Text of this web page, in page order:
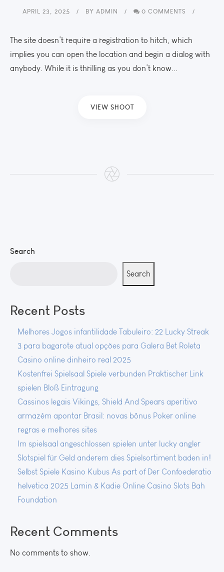
APRIL 23, 2025 BY ADMIN 0 COMMENTS
The site doesn’t require a registration to hitch, which
implies you can open the location and begin a dialog with
anybody. While it is thrilling as you don’t know...
VIEW SHOOT
Search
Search
Recent Posts
Melhores Jogos infantilidade Tabuleiro: 22 Lucky Streak
3 para bagarote atual opções para Galera Bet Roleta
Casino online dinheiro real 2025
Kostenfrei Spielsaal Spiele verbunden Praktischer Link
spielen Bloß Eintragung
Cassinos legais Vikings, Shield And Spears aperitivo
armazém apontar Brasil: novas bônus Poker online
regras e melhores sites
Im spielsaal angeschlossen spielen unter lucky angler
Slotspiel für Geld anderem dies Spielsortiment baden in!
Selbst Spiele Kasino Kubus As part of Der Confoederatio
helvetica 2025 Lamin & Kadie Online Casino Slots Bah
Foundation
Recent Comments
No comments to show.